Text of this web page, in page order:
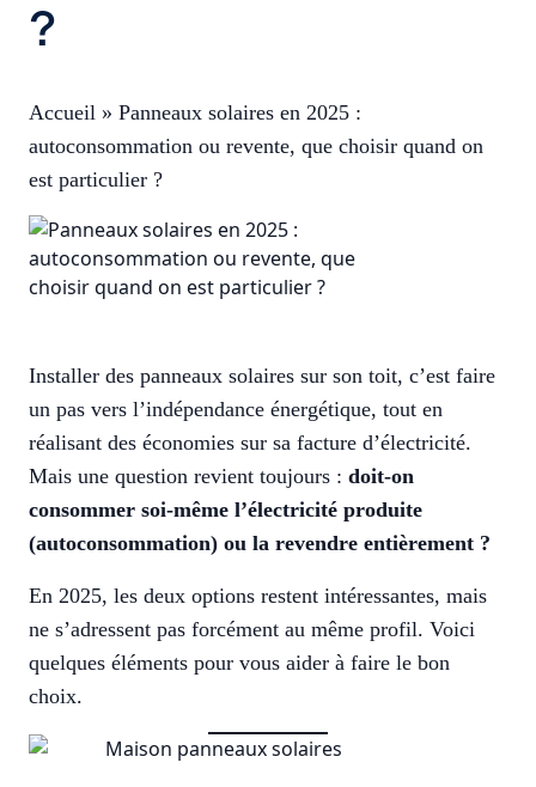
?
Accueil » Panneaux solaires en 2025 :
autoconsommation ou revente, que choisir quand on
est particulier ?
Installer des panneaux solaires sur son toit, c’est faire
un pas vers l’indépendance énergétique, tout en
réalisant des économies sur sa facture d’électricité.
Mais une question revient toujours : doit-on
consommer soi-même l’électricité produite
(autoconsommation) ou la revendre entièrement ?
En 2025, les deux options restent intéressantes, mais
ne s’adressent pas forcément au même profil. Voici
quelques éléments pour vous aider à faire le bon
choix.